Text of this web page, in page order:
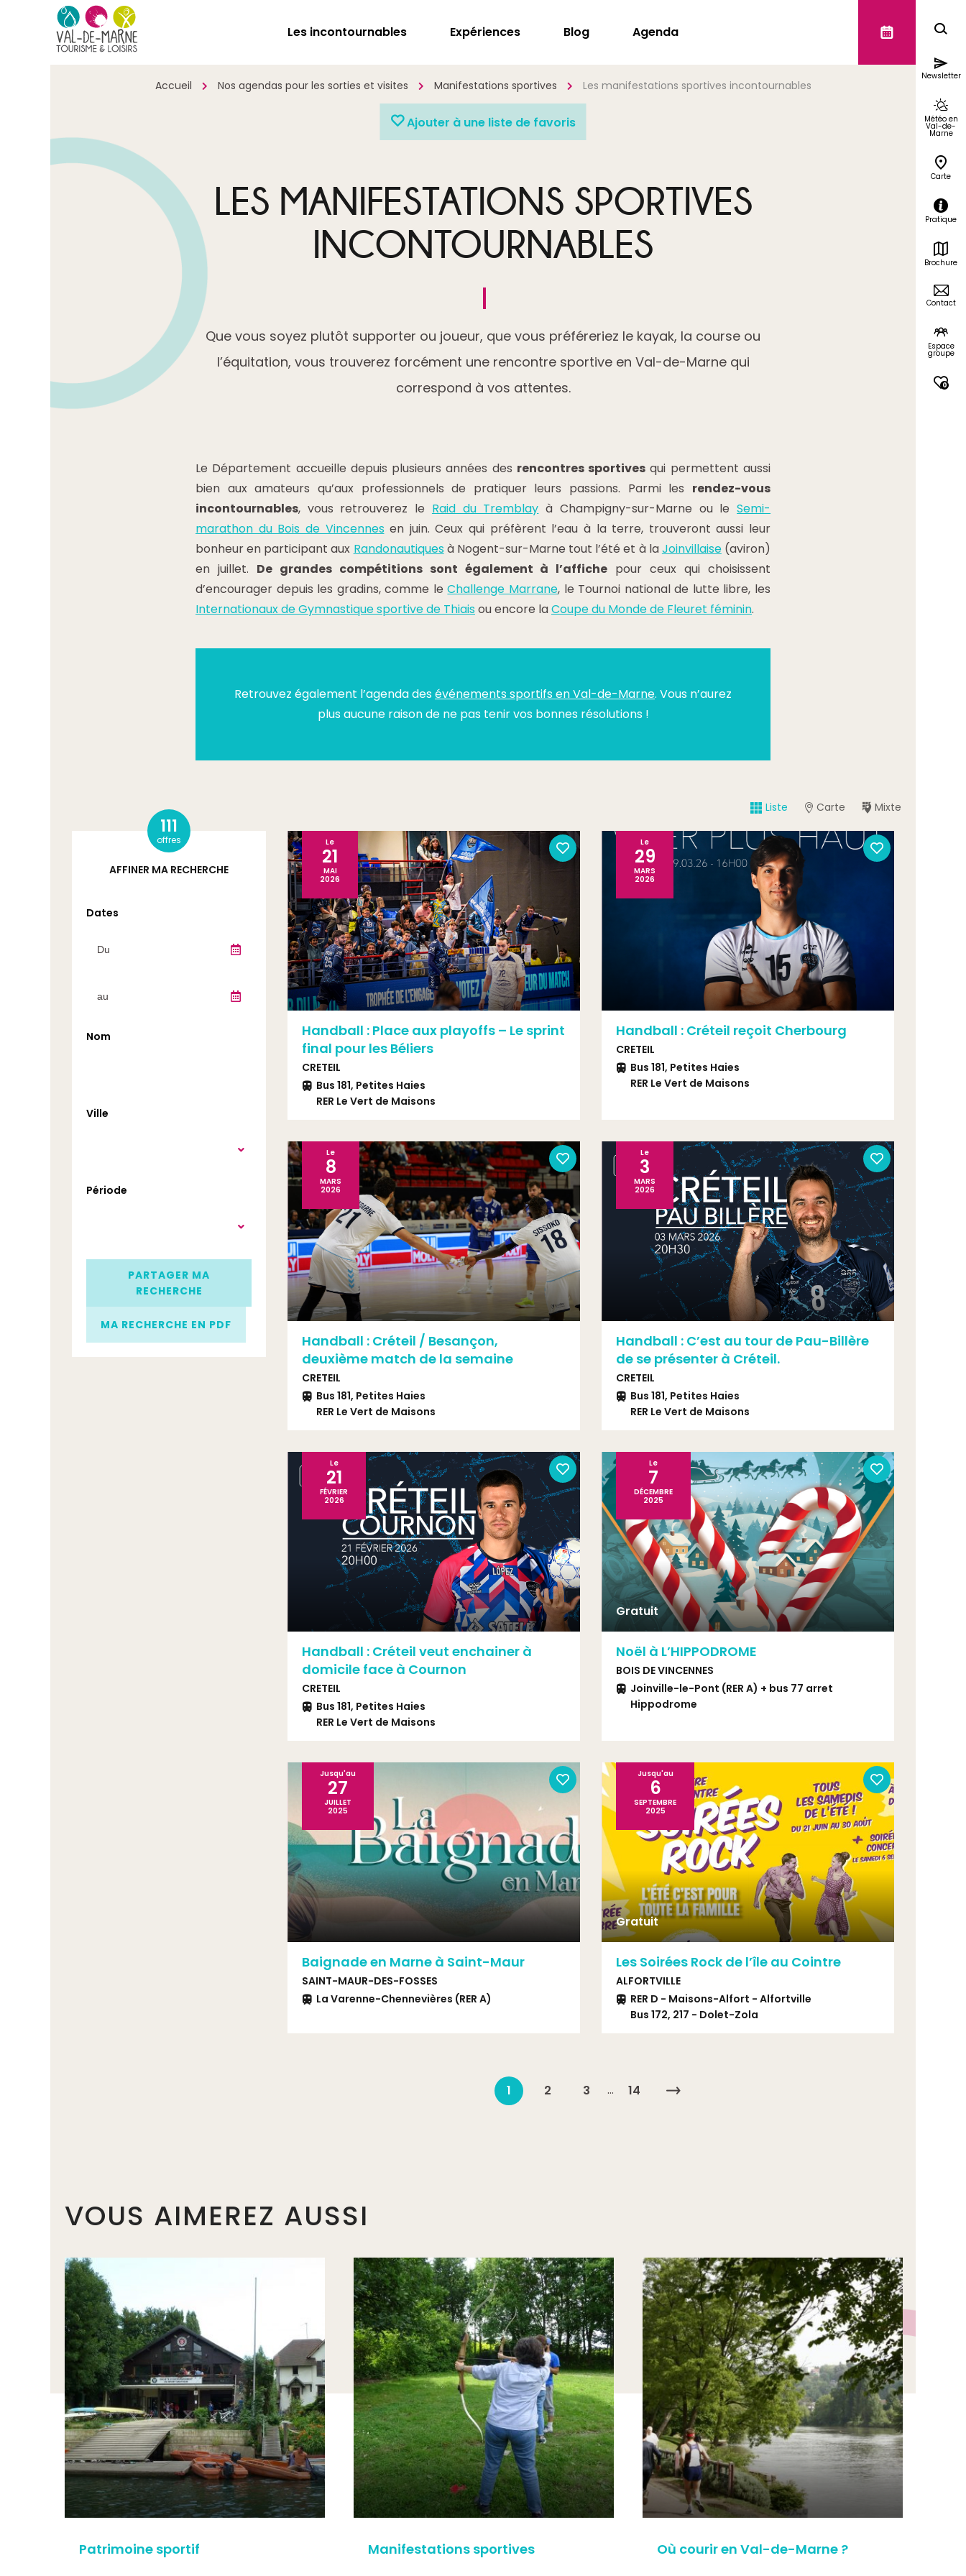
Les incontournables Expériences Blog Agenda
Accueil Nos agendas pour les sorties et visites Manifestations sportives Les manifestations sportives incontournables
Newsletter
Météo en
Val-de-
Marne
Carte
Pratique
Brochure
Contact
Espace
groupe
0
Ajouter à une liste de favoris
LES MANIFESTATIONS SPORTIVES
INCONTOURNABLES
Que vous soyez plutôt supporter ou joueur, que vous préféreriez le kayak, la course ou
l’équitation, vous trouverez forcément une rencontre sportive en Val-de-Marne qui
correspond à vos attentes.
Le Département accueille depuis plusieurs années des rencontres sportives qui permettent aussi
bien aux amateurs qu’aux professionnels de pratiquer leurs passions. Parmi les rendez-vous
incontournables, vous retrouverez le Raid du Tremblay à Champigny-sur-Marne ou leSemi-
marathon du Bois de Vincennesen juin. Ceux qui préfèrent l’eau à la terre, trouveront aussi leur
bonheur en participant aux Randonautiquesà Nogent-sur-Marne tout l’été et à laJoinvillaise(aviron)
en juillet. De grandes compétitions sont également à l’affiche pour ceux qui choisissent
d’encourager depuis les gradins, comme leChallenge Marrane, le Tournoi national de lutte libre, les
Internationaux de Gymnastique sportive de Thiaisou encore laCoupe du Monde de Fleuret féminin.
Retrouvez également l’agenda desévénements sportifs en Val-de-Marne. Vous n’aurez
plus aucune raison de ne pas tenir vos bonnes résolutions !
Liste Carte Mixte
111
offres
AFFINER MA RECHERCHE
Dates
Nom
Ville
Période
PARTAGER MA
RECHERCHE
MA RECHERCHE EN PDF
Le
21
MAI
2026
Handball : Place aux playoffs – Le sprint
final pour les Béliers
CRETEIL
Bus 181, Petites Haies
RER Le Vert de Maisons
Le
29
MARS
2026
Handball : Créteil reçoit Cherbourg
CRETEIL
Bus 181, Petites Haies
RER Le Vert de Maisons
Le
8
MARS
2026
Handball : Créteil / Besançon,
deuxième match de la semaine
CRETEIL
Bus 181, Petites Haies
RER Le Vert de Maisons
Le
3
MARS
2026
Handball : C’est au tour de Pau-Billère
de se présenter à Créteil.
CRETEIL
Bus 181, Petites Haies
RER Le Vert de Maisons
Le
21
FÉVRIER
2026
Handball : Créteil veut enchainer à
domicile face à Cournon
CRETEIL
Bus 181, Petites Haies
RER Le Vert de Maisons
Gratuit
Le
7
DÉCEMBRE
2025
Noël à L’HIPPODROME
BOIS DE VINCENNES
Joinville-le-Pont (RER A) + bus 77 arret
Hippodrome
Jusqu'au
27
JUILLET
2025
Baignade en Marne à Saint-Maur
SAINT-MAUR-DES-FOSSES
La Varenne-Chennevières (RER A)
Gratuit
Jusqu'au
6
SEPTEMBRE
2025
Les Soirées Rock de l’île au Cointre
ALFORTVILLE
RER D - Maisons-Alfort - Alfortville
Bus 172, 217 - Dolet-Zola
1 2 3 … 14
VOUS AIMEREZ AUSSI
Patrimoine sportif Manifestations sportives Où courir en Val-de-Marne ?